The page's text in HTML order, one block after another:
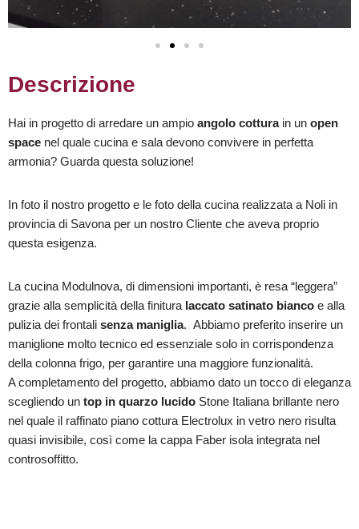
Descrizione
Hai in progetto di arredare un ampio angolo cotturain un open
space nel quale cucina e sala devono convivere in perfetta
armonia? Guarda questa soluzione!
In foto il nostro progetto e le foto della cucina realizzata a Noli in
provincia di Savona per un nostro Cliente che aveva proprio
questa esigenza.
La cucina Modulnova, di dimensioni importanti, è resa “leggera”
grazie alla semplicità della finitura laccato satinato bianco e alla
pulizia dei frontali senza maniglia. Abbiamo preferito inserire un
maniglione molto tecnico ed essenziale solo in corrispondenza
della colonna frigo, per garantire una maggiore funzionalità.
A completamento del progetto, abbiamo dato un tocco di eleganza
scegliendo un top in quarzo lucido Stone Italiana brillante nero
nel quale il raffinato piano cottura Electrolux in vetro nero risulta
quasi invisibile, così come la cappa Faber isola integrata nel
controsoffitto.